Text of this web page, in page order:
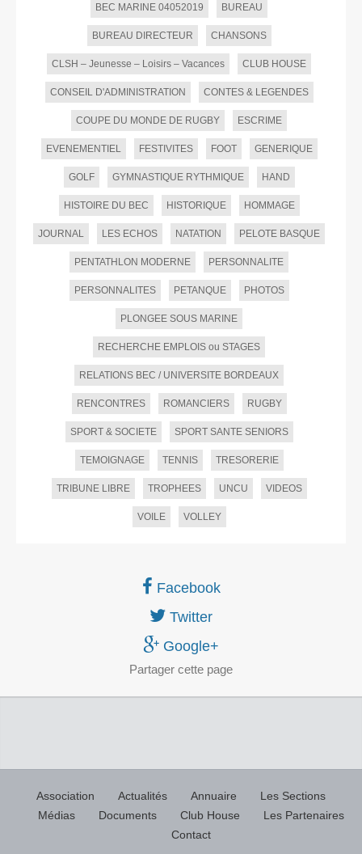
BEC MARINE 04052019 BUREAU
BUREAU DIRECTEUR CHANSONS
CLSH – Jeunesse – Loisirs – Vacances CLUB HOUSE
CONSEIL D'ADMINISTRATION CONTES & LEGENDES
COUPE DU MONDE DE RUGBY ESCRIME
EVENEMENTIEL FESTIVITES FOOT GENERIQUE
GOLF GYMNASTIQUE RYTHMIQUE HAND
HISTOIRE DU BEC HISTORIQUE HOMMAGE
JOURNAL LES ECHOS NATATION PELOTE BASQUE
PENTATHLON MODERNE PERSONNALITE
PERSONNALITES PETANQUE PHOTOS
PLONGEE SOUS MARINE
RECHERCHE EMPLOIS ou STAGES
RELATIONS BEC / UNIVERSITE BORDEAUX
RENCONTRES ROMANCIERS RUGBY
SPORT & SOCIETE SPORT SANTE SENIORS
TEMOIGNAGE TENNIS TRESORERIE
TRIBUNE LIBRE TROPHEES UNCU VIDEOS
VOILE VOLLEY
Facebook
Twitter
Google+
Partager cette page
Association Actualités Annuaire
Les Sections
Médias
Documents Club House
Les Partenaires
Contact